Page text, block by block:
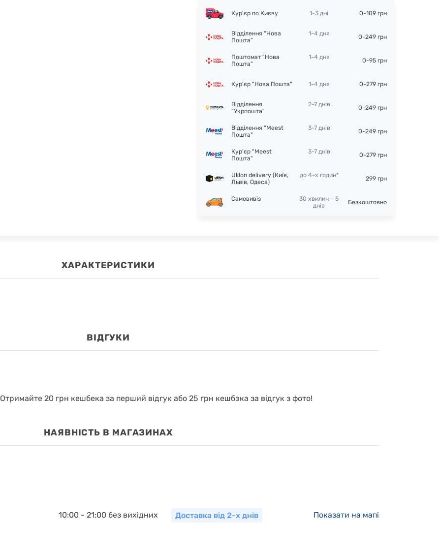
Кур'єр по Києву 1-3 дні 0-109 грн
Відділення "Нова
Пошта"
1-4 дня 0-249 грн
Поштомат "Нова
Пошта"
1-4 дня 0-95 грн
Кур'єр "Нова Пошта" 1-4 дня 0-279 грн
Відділення
"Укрпошта"
2-7 днів 0-249 грн
Відділення "Meest
Пошта"
3-7 днів 0-249 грн
Кур'єр "Meest
Пошта"
3-7 днів 0-279 грн
Uklon delivery (Київ,
Львів, Одеса)
до 4-х годин* 299 грн
Самовивіз
30 хвилин – 5
днів
Безкоштовно
ХАРАКТЕРИСТИКИ
ВІДГУКИ
Отримайте 20 грн кешбека за перший відгук або 25 грн кешбэка за відгук з фото!
НАЯВНІСТЬ В МАГАЗИНАХ
10:00 - 21:00 без вихідних Доставка від 2-х днів Показати на мапі